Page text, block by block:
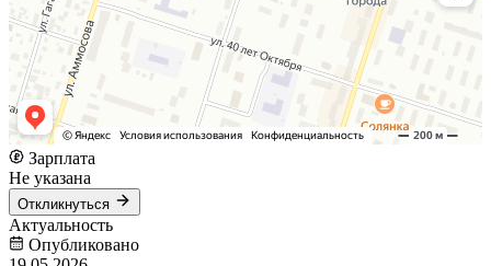
Зарплата
Не указана
Откликнуться
Актуальность
Опубликовано